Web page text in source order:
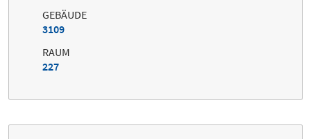
GEBÄUDE
3109
RAUM
227